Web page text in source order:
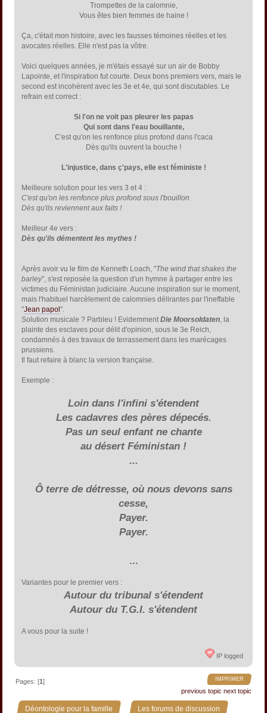
Trompettes de la calomnie,
Vous êtes bien femmes de haine !
Ça, c'était mon histoire, avec les fausses témoines réelles et les
avocates réelles. Elle n'est pas la vôtre.
Voici quelques années, je m'étais essayé sur un air de Bobby
Lapointe, et l'inspiration fut courte. Deux bons premiers vers, mais le
second est incohérent avec les 3e et 4e, qui sont discutables. Le
refrain est correct :
Si l'on ne voit pas pleurer les papas
Qui sont dans l'eau bouillante,
C'est qu'on les renfonce plus profond dans l'caca
Dès qu'ils ouvrent la bouche !
L'injustice, dans ç'pays, elle est féministe !
Meilleure solution pour les vers 3 et 4 :
C'est qu'on les renfonce plus profond sous l'bouillon
Dès qu'ils reviennent aux faits !
Meilleur 4e vers :
Dès qu'ils démentent les mythes !
Après avoir vu le film de Kenneth Loach, "The wind that shakes the
barley", s'est reposée la question d'un hymne à partager entre les
victimes du Féministan judiciaire. Aucune inspiration sur le moment,
mais l'habituel harcèlement de calomnies délirantes par l'ineffable
"Jean papol".
Solution musicale ? Parbleu ! EvidemmentDie Moorsoldaten , la
plainte des esclaves pour délit d'opinion, sous le 3e Reich,
condamnés à des travaux de terrassement dans les marécages
prussiens.
Il faut refaire à blanc la version française.
Exemple :
Loin dans l'infini s'étendent
Les cadavres des pères dépecés.
Pas un seul enfant ne chante
au désert Féministan !
...
Ô terre de détresse, où nous devons sans
cesse,
Payer.
Payer.
...
Variantes pour le premier vers :
Autour du tribunal s'étendent
Autour du T.G.I. s'étendent
A vous pour la suite !
IP logged
IMPRIMER
Pages: [1]
previous topic next topic
Déontologie pour la famille » Les forums de discussion »